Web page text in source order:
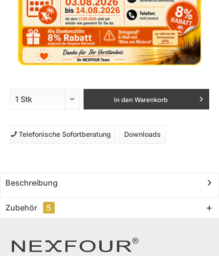
In den Warenkorb
Telefonische Sofortberatung Downloads
Beschreibung
Zubehör 5